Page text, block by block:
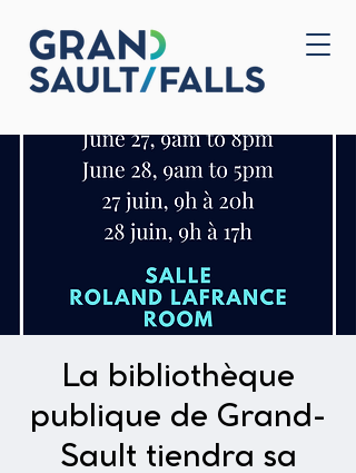
Accueil
La bibliothèque
publique de Grand-
Sault tiendra sa